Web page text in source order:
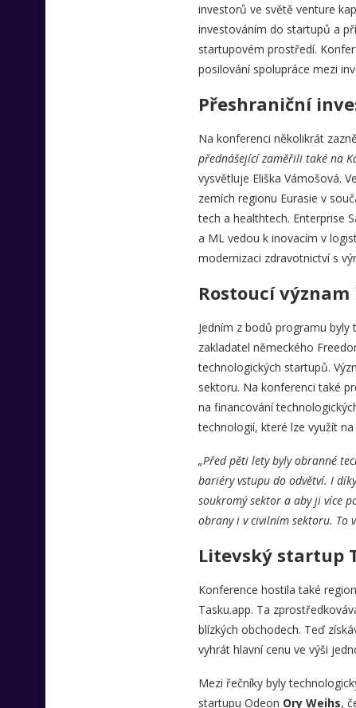
investorů ve světě venture
investováním do startupů a
startupovém prostředí.
posilování spolupráce mezi
Přeshraniční
Na konferenci několikrát
přednášející zaměřili také na
vysvětluje Eliška Vámošová.
zemích regionu Eurasie v
tech a healthtech. Enterprise
a ML vedou k inovacím v
modernizaci zdravotnictví s
Rostoucí
Jedním z bodů programu
zakladatel německého
technologických startupů.
sektoru. Na konferenci také
na financování
technologií, které lze využít
„Před pěti lety byly obranné
bariéry vstupu do odvětví. I
soukromý sektor a aby ji více
obrany i v civilním sektoru. To
Litevský startup
Konference hostila také
Tasku.app. Ta
blízkých obchodech. Teď
vyhrát hlavní cenu ve výši
Mezi řečníky byly
startupu Odeon Ory Weihs,